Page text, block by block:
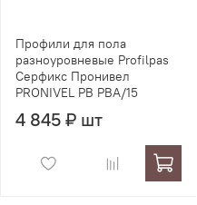
Профили для пола
разноуровневые Profilpas
Серфикс Пронивел
PRONIVEL PB PBA/15
4 845 ₽ шт